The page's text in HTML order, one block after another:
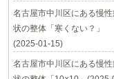
名古屋市中川区にある慢
状の整体「寒くない？」
(2025-01-15)
名古屋市中川区にある慢